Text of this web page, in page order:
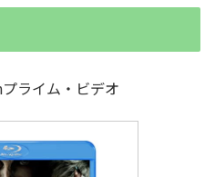
ライム・ビデオ